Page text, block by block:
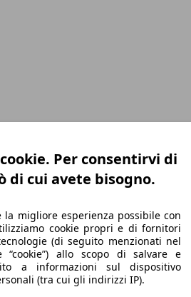
Per consentirvi di
di cui avete bisogno.
la migliore esperienza possibile con
cookie propri e di fornitori
(di seguito menzionati nel
“cookie”) allo scopo di salvare e
a informazioni sul dispositivo
(tra cui gli indirizzi IP).